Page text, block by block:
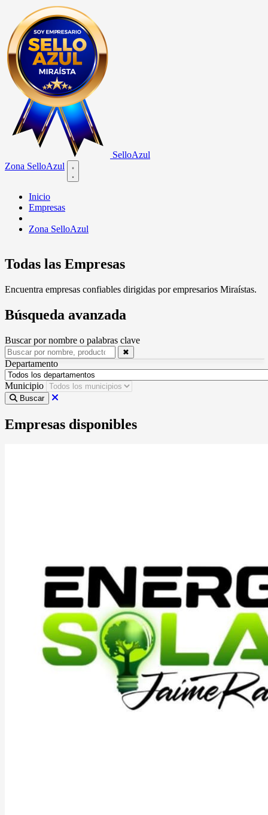
SelloAzul
Zona SelloAzul
Open main menu
Inicio
Empresas
Zona SelloAzul
Todas las Empresas
Encuentra empresas confiables dirigidas por empresarios Miraístas.
Búsqueda avanzada
Buscar por nombre o palabras clave
✖
Departamento
Municipio
Buscar
Empresas disponibles